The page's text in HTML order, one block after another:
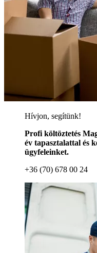
Hívjon, segítünk!
Profi költöztetés
év tapasztalattal és
ügyfeleinket.
+36 (70) 678 00 24